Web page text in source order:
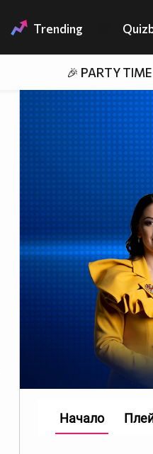
Trending
🎉 PARTY TIME
Начало